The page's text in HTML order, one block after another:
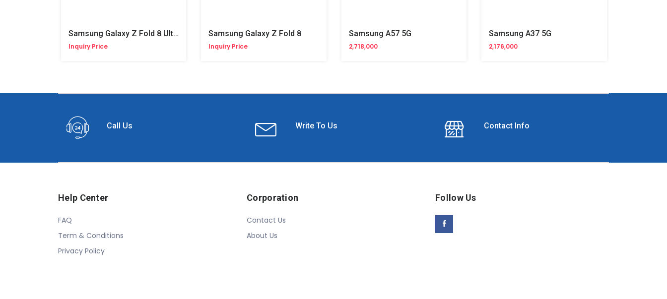
Samsung Galaxy Z Fold 8 Ultra
Inquiry Price
Samsung Galaxy Z Fold 8
Inquiry Price
Samsung A57 5G
2,718,000
Samsung A37 5G
2,176,000
Call Us Write To Us Contact Info
Help Center
FAQ
Term & Conditions
Privacy Policy
Corporation
Contact Us
About Us
Follow Us